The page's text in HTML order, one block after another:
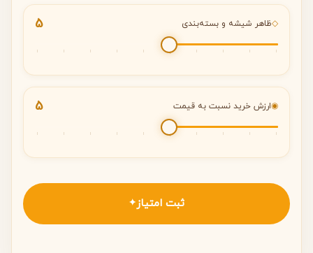
◇ظاهر شیشه و بسته‌بندی 5
◉ارزش خرید نسبت به قیمت 5
ثبت امتیاز✦